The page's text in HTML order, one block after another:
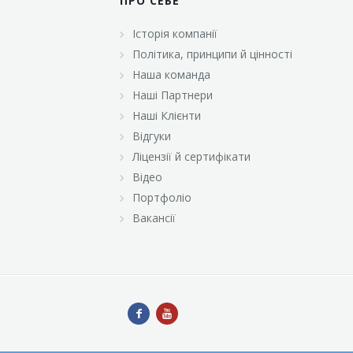
Історія компанії
Політика, принципи й цінності
Наша команда
Наші Партнери
Наші Клієнти
Відгуки
Ліцензії й сертифікати
Відео
Портфоліо
Вакансії